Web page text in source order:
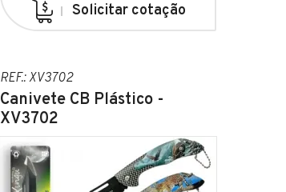
Solicitar cotação
REF.: XV3702
Canivete CB Plástico -
XV3702